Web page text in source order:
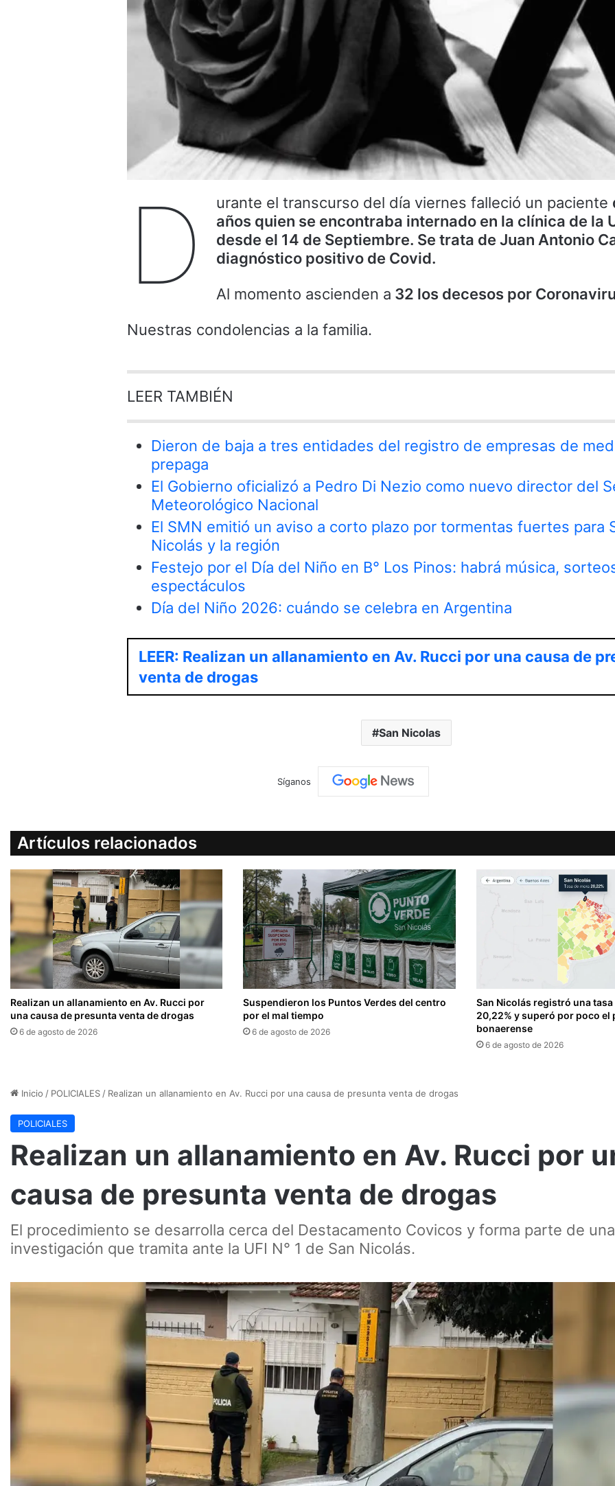
D urante el transcurso del día viernes falleció un paciente
años quien se encontraba internado en la clínica de la
desde el 14 de Septiembre. Se trata de Juan Antonio
diagnóstico positivo de Covid.
Al momento ascienden a 32 los decesos por
Nuestras condolencias a la familia.
LEER TAMBIÉN
Dieron de baja a tres entidades del registro de empresas de
prepaga
El Gobierno oficializó a Pedro Di Nezio como nuevo director del
Meteorológico Nacional
El SMN emitió un aviso a corto plazo por tormentas fuertes para
Nicolás y la región
Festejo por el Día del Niño en B° Los Pinos: habrá música,
espectáculos
Día del Niño 2026: cuándo se celebra en Argentina
LEER: Realizan un allanamiento en Av. Rucci por una causa de
venta de drogas
San Nicolas
Síganos
Artículos relacionados
Realizan un allanamiento en Av. Rucci por
una causa de presunta venta de drogas
6 de agosto de 2026
Suspendieron los Puntos Verdes del centro
por el mal tiempo
6 de agosto de 2026
San Nicolás registró una tasa
20,22% y superó por poco el
bonaerense
6 de agosto de 2026